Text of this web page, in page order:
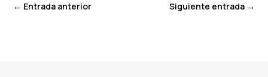
← Entrada anterior Siguiente entrada→